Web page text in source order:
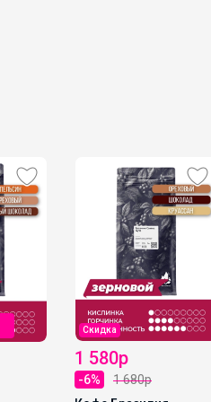
Скидка
1 580р
-6%
1 680р